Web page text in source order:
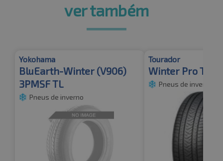
ver também
Yokohama
BluEarth-Winter (V906)
3PMSF TL
Pneus de inverno
Tourador
Winter Pro
Pneus de inverno